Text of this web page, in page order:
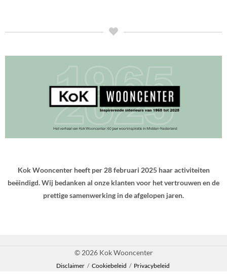
Kok Wooncenter heeft per 28 februari 2025 haar activiteiten
beëindigd. Wij bedanken al onze klanten voor het vertrouwen en de
prettige samenwerking in de afgelopen jaren.
© 2026 Kok Wooncenter
Disclaimer / Cookiebeleid / Privacybeleid